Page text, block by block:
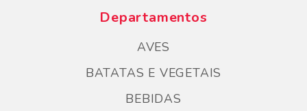
Departamentos
AVES
BATATAS E VEGETAIS
BEBIDAS